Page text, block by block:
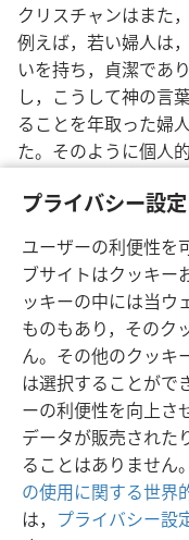
プライバシー設定
ユーザーの利便性を
ブサイトはクッキー
ッキーの中には当ウ
ものもあり，そのク
ん。その他のクッキ
は選択することがで
ーの利便性を向上さ
データが販売された
ることはありません
の使用に関する世界
は， プライバシー設
クリスチャンはまた
例えば，若い婦人は
いを持ち，貞潔であ
し，こうして神の言
ることを年取った婦
た。そのように個人
5。テモ二 1:5;3:14，
日本語
Copyright © 2026 Watch
利用規約
プライバシー